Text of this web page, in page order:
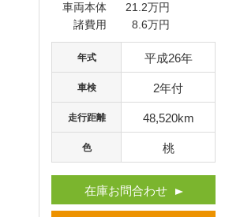
車両本体
21.2万円
諸費用
8.6万円
年式 平成26年
車検 2年付
走行距離 48,520km
色 桃
在庫お問合わせ